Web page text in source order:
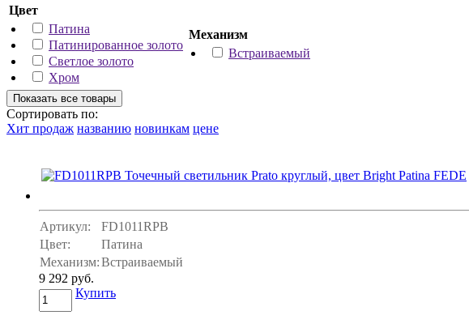
Цвет
Патина
Патинированное золото
Светлое золото
Хром
Механизм
Встраиваемый
Сортировать по:
Хит продаж названию новинкам цене
Артикул:
FD1011RPB
Цвет:
Патина
Механизм:Встраиваемый
9 292 руб.
Купить